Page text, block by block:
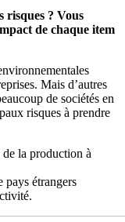
risques ? Vous
de chaque item
Mais d’autres
de sociétés en
risques à prendre
la production à
pays étrangers